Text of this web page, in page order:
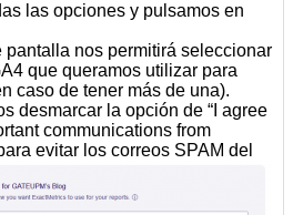
las opciones y pulsamos en
pantalla nos permitirá seleccionar
que queramos utilizar para
caso de tener más de una).
desmarcar la opción de “I agree
communications from
evitar los correos SPAM del